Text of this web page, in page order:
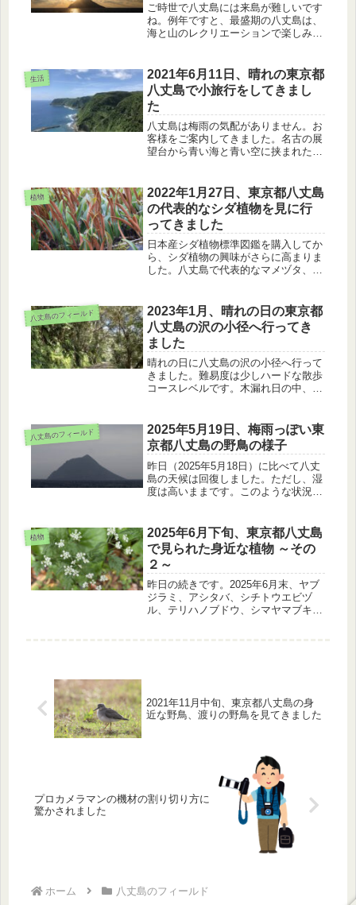
ご時世で八丈島には来島が難しいです
ね。例年ですと、最盛期の八丈島は、
海と山のレクリエーションで楽しみお
てはいかがでしょうか？展望台から見
られる八丈島の景色を紹介します。
生活
2021年6月11日、晴れの東京都
八丈島で小旅行をしてきまし
た
八丈島は梅雨の気配がありません。お
客様をご案内してきました。名古の展
望台から青い海と青い空に挟まれた汐
み、ホトトギスの声を聴きました。お
昼は蓮華でラーメンを頂きました。
植物
2022年1月27日、東京都八丈島
の代表的なシダ植物を見に行
ってきました
日本産シダ植物標準図鑑を購入してか
ら、シダ植物の興味がさらに高まりま
した。八丈島で代表的なマメヅタ、ハ
に行ってきました。
八丈島のフィールド
2023年1月、晴れの日の東京都
八丈島の沢の小径へ行ってき
ました
晴れの日に八丈島の沢の小径へ行って
きました。難易度は少しハードな散歩
コースレベルです。木漏れ日の中、野
した。
八丈島のフィールド
2025年5月19日、梅雨っぽい東
京都八丈島の野鳥の様子
昨日（2025年5月18日）に比べて八丈
島の天候は回復しました。ただし、湿
度は高いままです。このような状況で
ます。
植物
2025年6月下旬、東京都八丈島
で見られた身近な植物 ～その
２～
昨日の続きです。2025年6月末、ヤブ
ジラミ、アシタバ、シチトウエビヅ
ル、テリハノブドウ、シマヤマブキシ
2021年11月中旬、東京都八丈島の身
近な野鳥、渡りの野鳥を見てきました
プロカメラマンの機材の割り切り方に
驚かされました
ホーム 八丈島のフィールド